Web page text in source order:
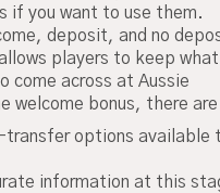
if you want to use them.
deposit, and no
players to keep
come across at Aussie
welcome bonus, there
options available
information at this